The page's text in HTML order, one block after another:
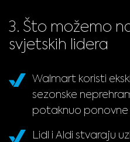
3. Što možemo
svjetskih lidera
Walmart koristi
sezonske
potaknuo
Lidl i Aldi stvaraju